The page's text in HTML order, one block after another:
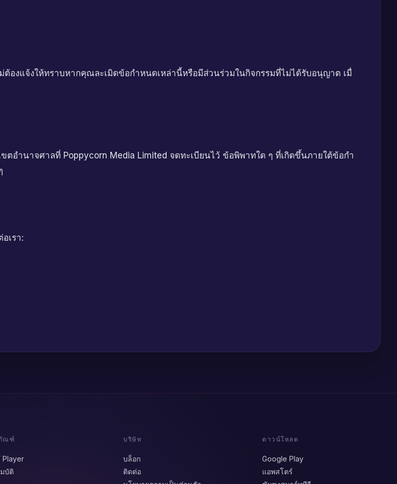
ม่ต้องแจ้งให้ทราบหากคุณละเมิดข้อกำหนดเหล่านี้หรือมีส่วนร่วมในกิจกรรมที่ไม่ได้รับอนุญาต เมื่
อำนาจศาลที่ Poppycorn Media Limited จดทะเบียนไว้ ข้อพิพาทใด ๆ ที่เกิดขึ้นภายใต้ข้อกำ
เรา:
ณฑ์
Player
บัติ
บริษัท
บล็อก
ติดต่อ
ดาวน์โหลด
Google Play
แอพสโตร์